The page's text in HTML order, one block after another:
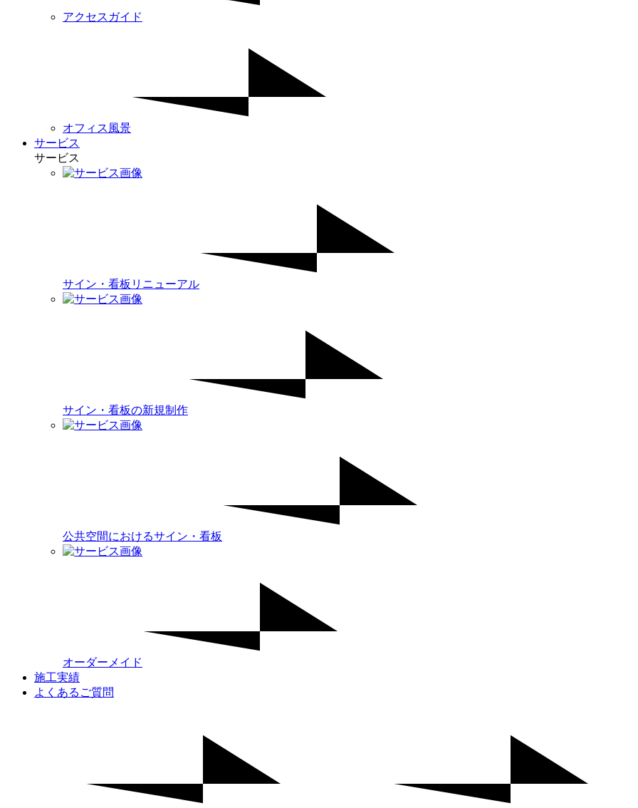
アクセスガイド
オフィス風景
サービス
サービス
サイン・看板リニューアル
サイン・看板の新規制作
公共空間におけるサイン・看板
オーダーメイド
施工実績
よくあるご質問